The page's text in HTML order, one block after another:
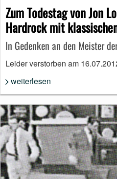
Zum Todestag von Jon
Hardrock mit
In Gedenken an den Meister
Leider verstorben am
weiterlesen